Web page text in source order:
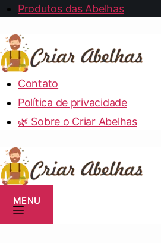
Produtos das Abelhas
Contato
Política de privacidade
🌿 Sobre o Criar Abelhas
MENU